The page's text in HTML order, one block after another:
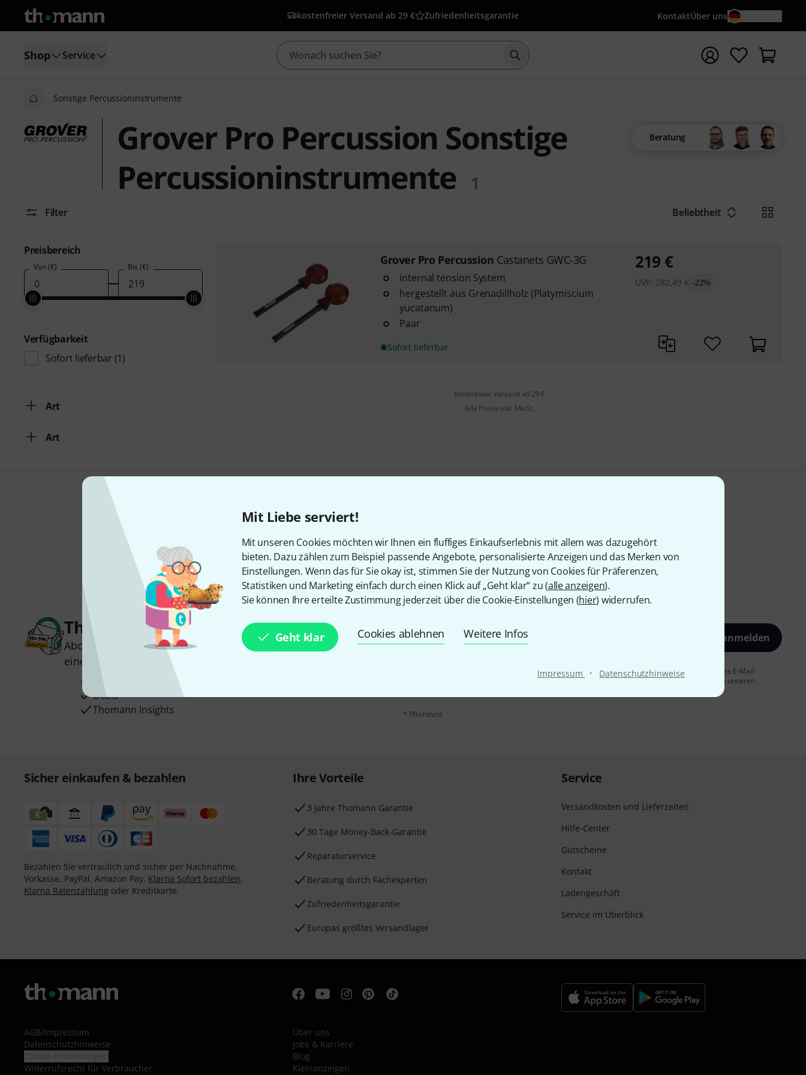
Mit Liebe serviert!
Mit unseren Cookies möchten wir Ihnen ein fluffiges Einkaufserlebnis mit allem was dazugehört
bieten. Dazu zählen zum Beispiel passende Angebote, personalisierte Anzeigen und das Merken von
Einstellungen. Wenn das für Sie okay ist, stimmen Sie der Nutzung von Cookies für Präferenzen,
Statistiken und Marketing einfach durch einen Klick auf „Geht klar“ zu (alle anzeigen).
Sie können Ihre erteilte Zustimmung jederzeit über die Cookie-Einstellungen (hier) widerrufen.
Geht klar Cookies ablehnen Weitere Infos
Impressum · Datenschutzhinweise
kostenfreier Versand ab 29 € Zufriedenheitsgarantie KontaktÜber uns
Shop Service Suche mit Suchwort {searchTerm} starten
Sonstige Percussioninstrumente
Grover Pro Percussion Sonstige
Percussioninstrumente
1
Beratung
Filter Beliebtheit
Preisbereich
Von (€) Bis (€)
Verfügbarkeit
Sofort lieferbar (1)
Art
Art
Grover Pro Percussion Castanets GWC-3G
internal tension System
hergestellt aus Grenadillholz (Platymiscium
yucatanum)
Paar
Sofort lieferbar
219 €
UVP: 282,49 € -22%
Kostenloser Versand ab 29 €
Alle Preise inkl. MwSt.
Teilen Hilfe & Feedback
Thomann Newsletter
Abonniere den Thomann Newsletter und gewinne mit etwas Glück
einen von
50 Gutscheinen
Inspirierende Beiträge
Deals
Thomann Insights
E-Mail-Adresse* Jetzt anmelden
Mit Klick auf „Jetzt anmelden“ stimmen Sie dem Erhalt von E-Mail-Werbung und einer Messung des E-Mail-
Nutzungsverhaltens zu. Die Abmeldung ist jederzeit möglich. Weitere Informationen finden Sie in unseren
* Pflichtfeld
Sicher einkaufen & bezahlen
Bezahlen Sie vertraulich und sicher per Nachnahme,
Vorkasse, PayPal, Amazon Pay, Klarna Sofort bezahlen,
Klarna Ratenzahlung oder Kreditkarte.
Ihre Vorteile
3 Jahre Thomann Garantie
30 Tage Money-Back-Garantie
Reparaturservice
Beratung durch Fachexperten
Zufriedenheitsgarantie
Europas größtes Versandlager
Service
Versandkosten und Lieferzeiten
Hilfe-Center
Gutscheine
Kontakt
Ladengeschäft
Service im Überblick
AGB/Impressum
Datenschutzhinweise
Widerrufsrecht für Verbraucher
Über uns
Jobs & Karriere
Blog
Kleinanzeigen